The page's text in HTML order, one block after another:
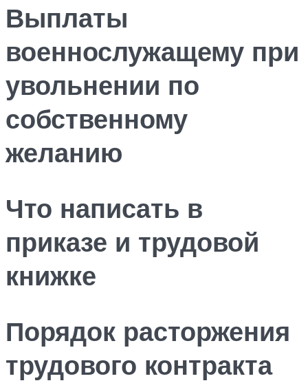
Выплаты
военнослужащему при
увольнении по
собственному
желанию
Что написать в
приказе и трудовой
книжке
Порядок расторжения
трудового контракта